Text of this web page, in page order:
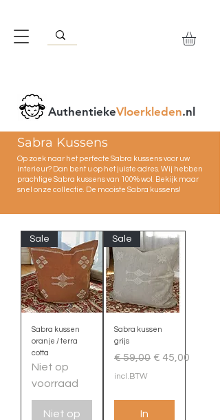
AuthentiekeVloerkleden.nl
Sabra Kussens
Op zoek naar het perfecte Sabra kussens voor uw
interieur? Dan bent u op het juiste adres. Wij hebben
prachtige Sabra kussens van 100% wol. Bekijk maar
snel onze collectie. De mooiste Sabra kussens!
Sale
Sabra kussen
oranje / terra
cotta
Niet op
voorraad
Niet op
Sale
Sabra kussen
grijs
Normale prijs
€ 59,00 Verkoopprijs
€ 45,00
incl.BTW
In